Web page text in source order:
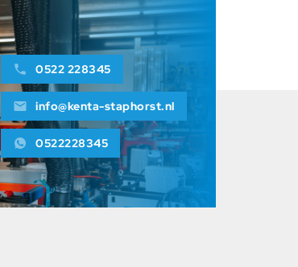
Niklas Talen
0522 228345
info@kenta-staphorst.nl
0522228345